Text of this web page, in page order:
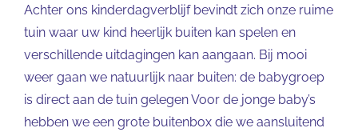
Achter ons kinderdagverblijf bevindt zich onze ruime
tuin waar uw kind heerlijk buiten kan spelen en
verschillende uitdagingen kan aangaan. Bij mooi
weer gaan we natuurlijk naar buiten: de babygroep
is direct aan de tuin gelegen Voor de jonge baby’s
hebben we een grote buitenbox die we aansluitend